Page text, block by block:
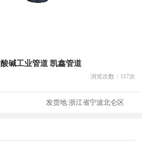
碱工业管道 凯鑫管道
浏览次数： 117次
发货地:浙江省宁波北仑区